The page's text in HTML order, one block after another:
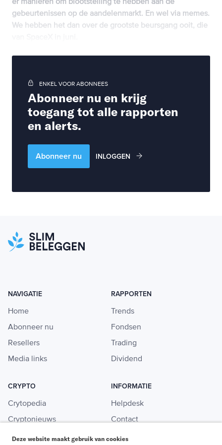
er manieren om blootstelling te hebben aan de
gebeurtenissen op de aandelenmarkt. En wel via memes.
We hebben het dan over de grootste beursgang ooit, die
ENKEL VOOR ABONNEES
Abonneer nu en krijg
toegang tot alle rapporten
en alerts.
Abonneer nu INLOGGEN
NAVIGATIE
Home
Abonneer nu
Resellers
Media links
RAPPORTEN
Trends
Fondsen
Trading
Dividend
CRYPTO
Crytopedia
Cryptonieuws
Crypto koopgids
INFORMATIE
Helpdesk
Contact
Adverteren
Deze website maakt gebruik van cookies